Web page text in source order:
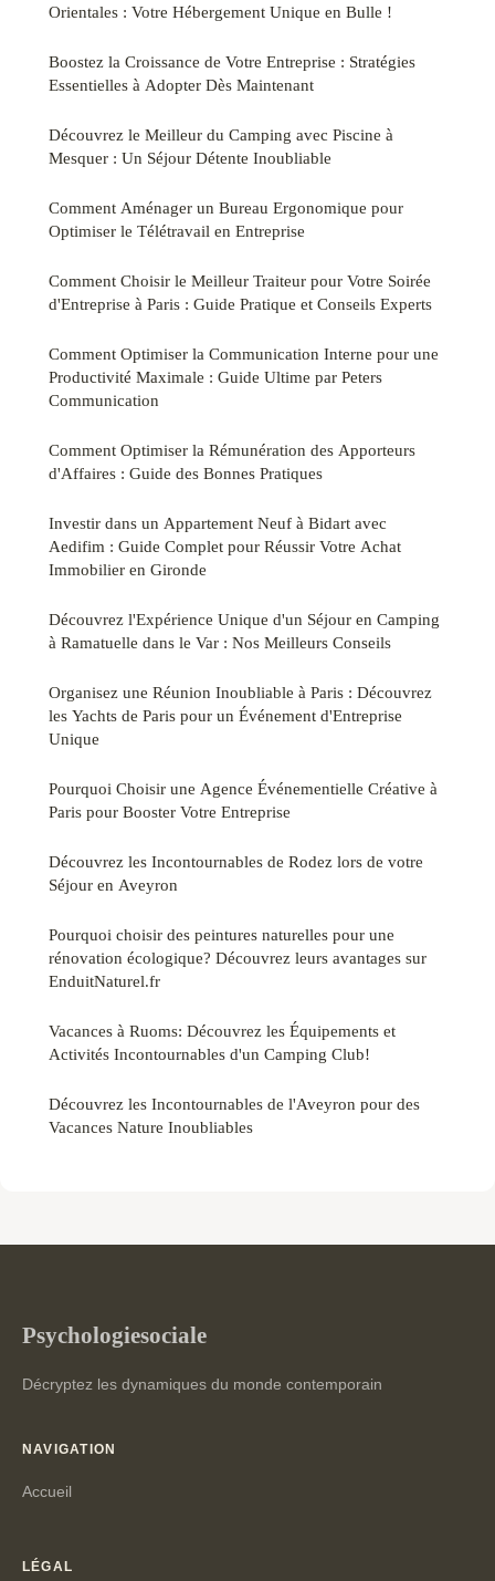
Orientales : Votre Hébergement Unique en Bulle !
Boostez la Croissance de Votre Entreprise : Stratégies
Essentielles à Adopter Dès Maintenant
Découvrez le Meilleur du Camping avec Piscine à
Mesquer : Un Séjour Détente Inoubliable
Comment Aménager un Bureau Ergonomique pour
Optimiser le Télétravail en Entreprise
Comment Choisir le Meilleur Traiteur pour Votre Soirée
d'Entreprise à Paris : Guide Pratique et Conseils Experts
Comment Optimiser la Communication Interne pour une
Productivité Maximale : Guide Ultime par Peters
Communication
Comment Optimiser la Rémunération des Apporteurs
d'Affaires : Guide des Bonnes Pratiques
Investir dans un Appartement Neuf à Bidart avec
Aedifim : Guide Complet pour Réussir Votre Achat
Immobilier en Gironde
Découvrez l'Expérience Unique d'un Séjour en Camping
à Ramatuelle dans le Var : Nos Meilleurs Conseils
Organisez une Réunion Inoubliable à Paris : Découvrez
les Yachts de Paris pour un Événement d'Entreprise
Unique
Pourquoi Choisir une Agence Événementielle Créative à
Paris pour Booster Votre Entreprise
Découvrez les Incontournables de Rodez lors de votre
Séjour en Aveyron
Pourquoi choisir des peintures naturelles pour une
rénovation écologique? Découvrez leurs avantages sur
EnduitNaturel.fr
Vacances à Ruoms: Découvrez les Équipements et
Activités Incontournables d'un Camping Club!
Découvrez les Incontournables de l'Aveyron pour des
Vacances Nature Inoubliables
Psychologiesociale
Décryptez les dynamiques du monde contemporain
NAVIGATION
Accueil
LÉGAL